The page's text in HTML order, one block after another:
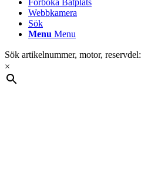
Förboka Båtplats
Webbkamera
Sök
Menu Menu
Sök artikelnummer, motor, reservdel:
×